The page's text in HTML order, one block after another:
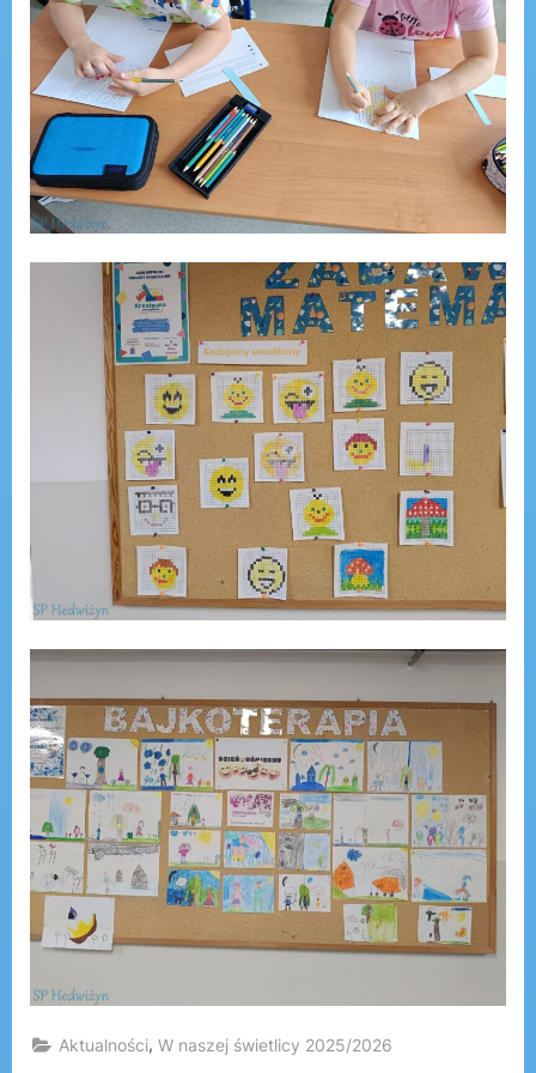
Aktualności,W naszej świetlicy 2025/2026